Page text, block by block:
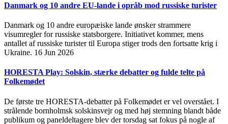
Danmark og 10 andre EU-lande i opråb mod russiske turister
Danmark og 10 andre europæiske lande ønsker strammere
visumregler for russiske statsborgere. Initiativet kommer, mens
antallet af russiske turister til Europa stiger trods den fortsatte krig i
Ukraine. 16 Jun 2026
HORESTA Play: Solskin, stærke debatter og fulde telte på
Folkemødet
De første tre HORESTA-debatter på Folkemødet er vel overstået. I
strålende bornholmsk solskinsvejr og med høj stemning blandt både
publikum og paneldeltagere blev der torsdag sat fokus på nogle af